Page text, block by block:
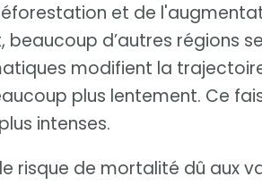
et de
beaucoup d’autres régions
modifient la
plus lentement. Ce
intenses.
risque de mortalité dû aux